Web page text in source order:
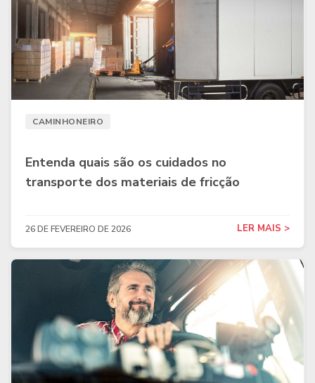
CAMINHONEIRO
Entenda quais são os cuidados no
transporte dos materiais de fricção
26 DE FEVEREIRO DE 2026 LER MAIS >